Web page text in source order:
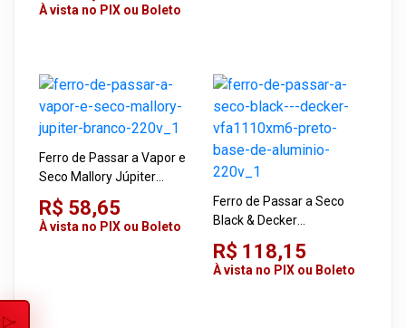
À vista no PIX ou Boleto
Ferro de Passar a Vapor e
Seco Mallory Júpiter
Branco 220V
R$ 58,65
À vista no PIX ou Boleto
Ferro de Passar a Seco
Black & Decker
VFA1110XM6 Preto Base
de Alumínio 220V
R$ 118,15
À vista no PIX ou Boleto